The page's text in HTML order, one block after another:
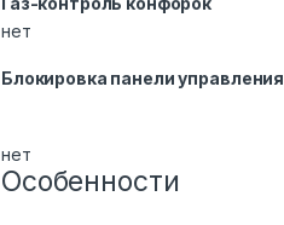
нет
Блокировка панели управления
нет
Особенности